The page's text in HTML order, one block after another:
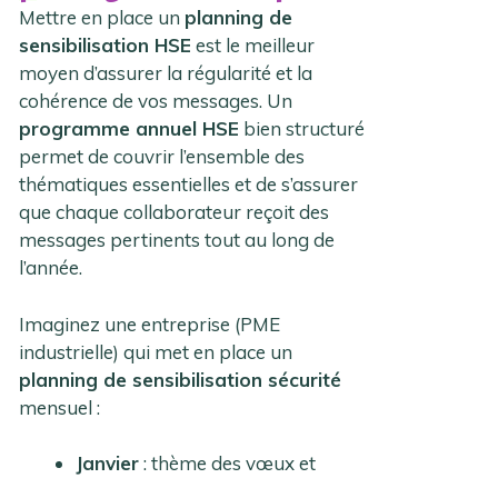
Mettre en place un planning de
sensibilisation HSE est le meilleur
moyen d’assurer la régularité et la
cohérence de vos messages. Un
programme annuel HSE bien structuré
permet de couvrir l’ensemble des
thématiques essentielles et de s’assurer
que chaque collaborateur reçoit des
messages pertinents tout au long de
l’année.
Imaginez une entreprise (PME
industrielle) qui met en place un
planning de sensibilisation sécurité
mensuel :
Janvier: thème des vœux et